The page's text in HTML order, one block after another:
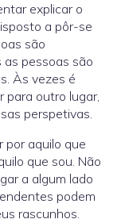
explicar o
a pôr-se
são
pessoas são
Às vezes é
para outro lugar,
perspetivas.
por aquilo que
que sou. Não
a algum lado
podem
rascunhos.